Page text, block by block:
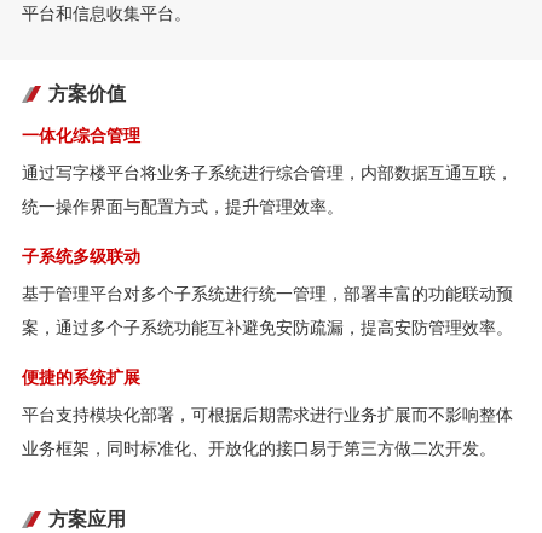
平台和信息收集平台。
方案价值
一体化综合管理
通过写字楼平台将业务子系统进行综合管理，内部数据互通互联，
统一操作界面与配置方式，提升管理效率。
子系统多级联动
基于管理平台对多个子系统进行统一管理，部署丰富的功能联动预
案，通过多个子系统功能互补避免安防疏漏，提高安防管理效率。
便捷的系统扩展
平台支持模块化部署，可根据后期需求进行业务扩展而不影响整体
业务框架，同时标准化、开放化的接口易于第三方做二次开发。
方案应用